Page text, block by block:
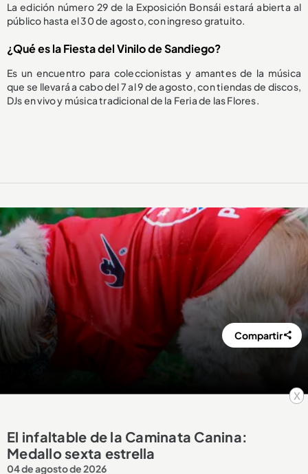
x
La edición número 29 de la Exposición Bonsái estará abierta al
público hasta el 30 de agosto, con ingreso gratuito.
¿Qué es la Fiesta del Vinilo de Sandiego?
Es un encuentro para coleccionistas y amantes de la música
que se llevará a cabo del 7 al 9 de agosto, con tiendas de discos,
DJs en vivo y música tradicional de la Feria de las Flores.
Compartir
El infaltable de la Caminata Canina:
Medallo sexta estrella
04 de agosto de 2026